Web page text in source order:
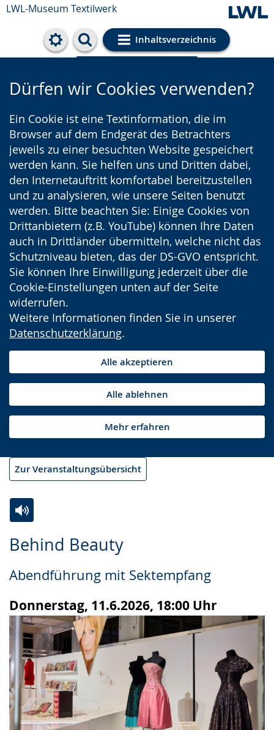
LWL-Museum Textilwerk
Inhaltsverzeichnis
Cookie-Einstellungen
Dürfen wir Cookies verwenden?
Ein Cookie ist eine Textinformation, die im
Browser auf dem Endgerät des Betrachters
jeweils zu einer besuchten Website gespeichert
werden kann. Sie helfen uns und Dritten dabei,
den Internetauftritt komfortabel bereitzustellen
und zu analysieren, wie unsere Seiten benutzt
werden. Bitte beachten Sie: Einige Cookies von
Drittanbietern (z.B. YouTube) können Ihre Daten
auch in Drittländer übermitteln, welche nicht das
Schutzniveau bieten, das der DS-GVO entspricht.
Sie können Ihre Einwilligung jederzeit über die
Cookie-Einstellungen unten auf der Seite
widerrufen.
Weitere Informationen finden Sie in unserer
Datenschutzerklärung.
Alle akzeptieren
Alle ablehnen
Mehr erfahren
Zur Veranstaltungsübersicht
Behind Beauty
Abendführung mit Sektempfang
Donnerstag, 11.6.2026, 18:00 Uhr
Leichten
wechseln.
Audio-
Video
Deutscher
Gebärdensprache
wird
angezeigt.